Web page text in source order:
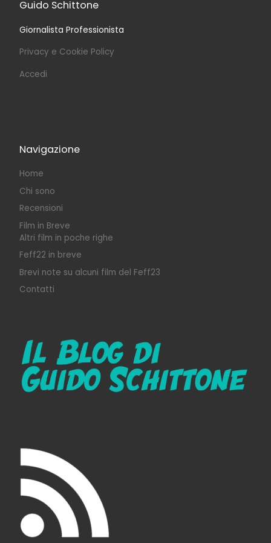
Guido Schittone
Giornalista Professionista
Privacy e Cookie Policy
Accedi
Navigazione
Home
Chi sono
Recensioni
Film in Breve
Altri film in poche righe
Feff22 in breve
Brevi note su alcuni film del Feff23
Contatti